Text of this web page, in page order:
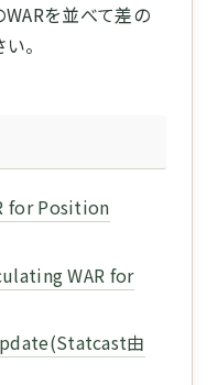
を並べて差の
。
for Position
WAR for
由